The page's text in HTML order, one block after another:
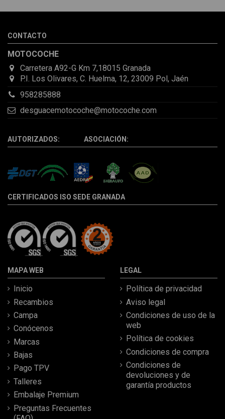
la pieza llegó correcta y bien embalada, además de llegarme 2
CONTACTO
MOTOCOCHE
Carretera A92-G Km 7,18015 Granada
P.I. Los Olivares, C. Huelma, 12, 23009 Pol, Jaén
958285888
desguacemotocoche@motocoche.com
AUTORIZADOS: ASOCIACIÓN:
CERTIFICADOS ISO SEDE GRANADA
MAPA WEB
Inicio
Recambios
Campa
Conócenos
Marcas
Bajas
Pago TPV
Talleres
Embalaje Premium
Preguntas Frecuentes
LEGAL
Política de privacidad
Aviso legal
Condiciones de uso de la
web
Política de cookies
Condiciones de compra
Condiciones de
devoluciones y de
garantía productos